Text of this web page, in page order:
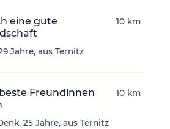
eine gute
Jahre, aus Ternitz
10 km
Freundinnen
25 Jahre, aus Ternitz
10 km